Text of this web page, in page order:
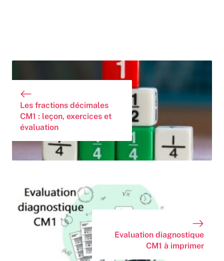
Les fractions décimales
CM1 : leçon, exercices et
évaluation
Evaluation diagnostique
CM1 à imprimer